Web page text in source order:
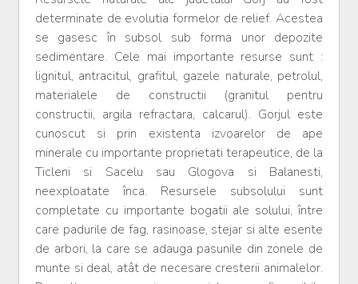
determinate de evolutia formelor de relief. Acestea
se gasesc în subsol sub forma unor depozite
sedimentare. Cele mai importante resurse sunt :
lignitul, antracitul, grafitul, gazele naturale, petrolul,
materialele de constructii (granitul pentru
constructii, argila refractara, calcarul). Gorjul este
cunoscut si prin existenta izvoarelor de ape
minerale cu importante proprietati terapeutice, de la
Ticleni si Sacelu sau Glogova si Balanesti,
neexploatate înca. Resursele subsolului sunt
completate cu importante bogatii ale solului, între
care padurile de fag, rasinoase, stejar si alte esente
de arbori, la care se adauga pasunile din zonele de
munte si deal, atât de necesare cresterii animalelor.